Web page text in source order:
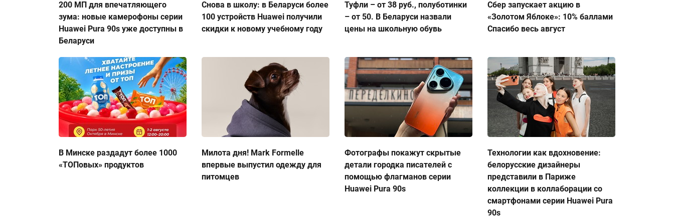
200 МП для впечатляющего
зума: новые камерофоны серии
Huawei Pura 90s уже доступны в
Беларуси
Снова в школу: в Беларуси более
100 устройств Huawei получили
скидки к новому учебному году
Туфли – от 38 руб., полуботинки
– от 50. В Беларуси назвали
цены на школьную обувь
Сбер запускает акцию в
«Золотом Яблоке»: 10% баллами
Спасибо весь август
В Минске раздадут более 1000
«ТОПовых» продуктов
Милота дня! Mark Formelle
впервые выпустил одежду для
питомцев
Фотографы покажут скрытые
детали городка писателей с
помощью флагманов серии
Huawei Pura 90s
Технологии как вдохновение:
белорусские дизайнеры
представили в Париже
коллекции в коллаборации со
смартфонами серии Huawei Pura
90s